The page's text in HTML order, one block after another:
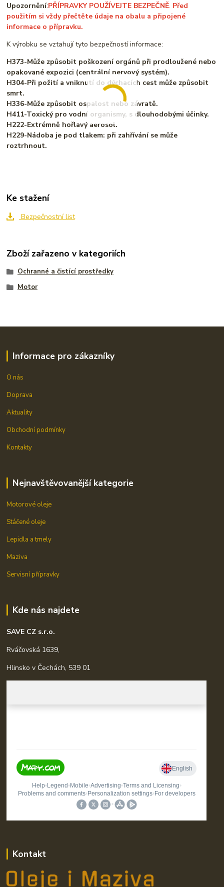
Upozornění:PŘÍPRAVKY POUŽÍVEJTE BEZPEČNĚ. Před
použitím si vždy přečtěte údaje na obalu a připojené
informace o přípravku.
K výrobku se vztahují tyto bezpečností informace:
H373-Může způsobit poškození orgánů při prodloužené nebo
opakované expozici (centrální nervový systém).
H304-Při požití a vniknutí do dýchacích cest může způsobit
smrt.
H336-Může způsobit ospalost nebo závratě.
H411-Toxický pro vodní organismy, s dlouhodobými účinky.
H222-Extrémně hořlavý aerosol.
H229-Nádoba je pod tlakem: při zahřívání se může
roztrhnout.
Ke stažení
Bezpečnostní list
Zboží zařazeno v kategoriích
Ochranné a čistící prostředky
Motor
Informace pro zákazníky
O nás
Doprava
Aktuality
Obchodní podmínky
Kontakty
Nejnavštěvovanější kategorie
Motorové oleje
Stáčené oleje
Lepidla a tmely
Maziva
Servisní přípravky
Kde nás najdete
SAVE CZ s.r.o.
Rváčovská 1639,
Hlinsko v Čechách, 539 01
Kontakt